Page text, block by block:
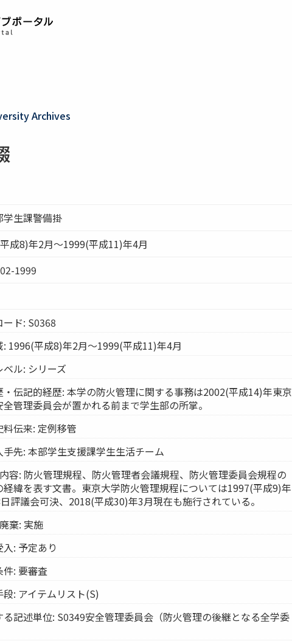
Archives
学生課警備掛
成8)年2月～1999(平成11)年4月
1999
ード: S0368
: 1996(平成8)年2月～1999(平成11)年4月
ベル: シリーズ
・伝記的経歴: 本学の防火管理に関する事務は2002(平成14)年東京
全管理委員会が置かれる前まで学生部の所掌。
料伝来: 定例移管
手先: 本部学生支援課学生生活チーム
容: 防火管理規程、防火管理者会議規程、防火管理委員会規程の
経緯を表す文書。東京大学防火管理規程については1997(平成9)年
評議会可決、2018(平成30)年3月現在も施行されている。
棄: 実施
: 予定あり
件: 要審査
段: アイテムリスト(S)
る記述単位: S0349安全管理委員会（防火管理の後継となる全学委